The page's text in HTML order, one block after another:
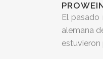
El pasado
alemana
estuvieron